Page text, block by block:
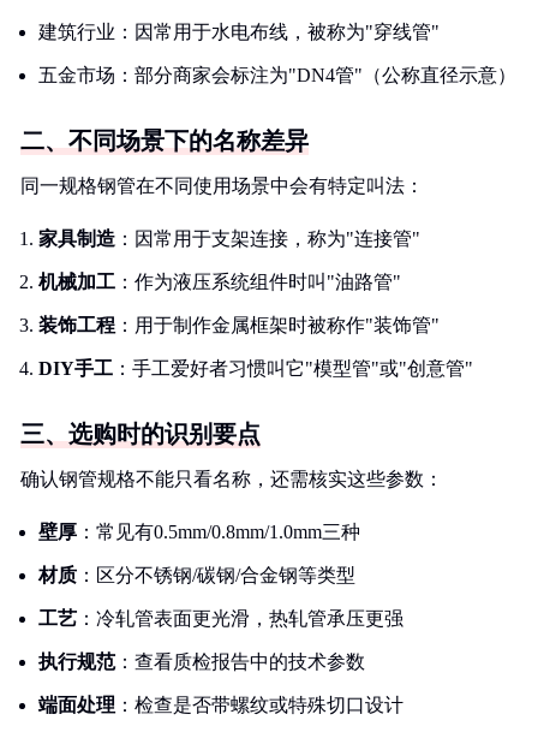
建筑行业：因常用于水电布线，被称为"穿线管"
五金市场：部分商家会标注为"DN4管"（公称直径示意）
二、不同场景下的名称差异
同一规格钢管在不同使用场景中会有特定叫法：
家具制造 ：因常用于支架连接，称为"连接管"
机械加工 ：作为液压系统组件时叫"油路管"
装饰工程 ：用于制作金属框架时被称作"装饰管"
DIY手工 ：手工爱好者习惯叫它"模型管"或"创意管"
三、选购时的识别要点
确认钢管规格不能只看名称，还需核实这些参数：
壁厚 ：常见有0.5mm/0.8mm/1.0mm三种
材质 ：区分不锈钢/碳钢/合金钢等类型
工艺 ：冷轧管表面更光滑，热轧管承压更强
执行规范：查看质检报告中的技术参数
端面处理 ：检查是否带螺纹或特殊切口设计